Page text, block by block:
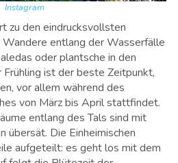
Instagram
zu den eindrucksvollsten
Wandere entlang der Wasserfälle
oder plantsche in den
ist der beste Zeitpunkt,
vor allem während des
von März bis April stattfindet.
entlang des Tals sind mit
übersät. Die Einheimischen
aufgeteilt: es geht los mit dem